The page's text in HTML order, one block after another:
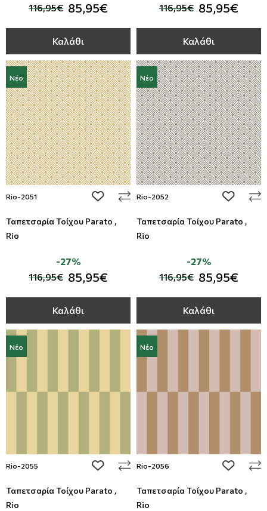
116,95€ 85,95€
Καλάθι
116,95€ 85,95€
Καλάθι
Νέο
Rio-2051 add to wishlist
Ταπετσαρία Τοίχου Parato ,
Rio
116,95€ 85,95€
-27%
Καλάθι
Νέο
Rio-2052 add to
Ταπετσαρία Τοίχου Parato ,
Rio
116,95€ 85,95€
-27%
Καλάθι
Νέο
Rio-2055 add to wishlist
Ταπετσαρία Τοίχου Parato ,
Rio
Νέο
Rio-2056 add to
Ταπετσαρία Τοίχου Parato ,
Rio